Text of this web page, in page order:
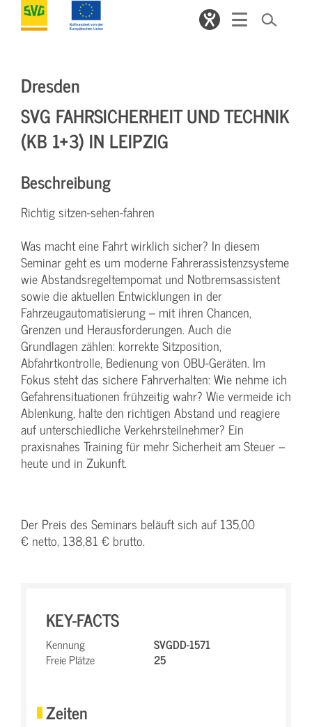
Dresden
SVG FAHRSICHERHEIT UND TECHNIK
(KB 1+3) IN LEIPZIG
Beschreibung
Richtig sitzen-sehen-fahren
Was macht eine Fahrt wirklich sicher? In diesem
Seminar geht es um moderne Fahrerassistenzsysteme
wie Abstandsregeltempomat und Notbremsassistent
sowie die aktuellen Entwicklungen in der
Fahrzeugautomatisierung – mit ihren Chancen,
Grenzen und Herausforderungen. Auch die
Grundlagen zählen: korrekte Sitzposition,
Abfahrtkontrolle, Bedienung von OBU-Geräten. Im
Fokus steht das sichere Fahrverhalten: Wie nehme ich
Gefahrensituationen frühzeitig wahr? Wie vermeide ich
Ablenkung, halte den richtigen Abstand und reagiere
auf unterschiedliche Verkehrsteilnehmer? Ein
praxisnahes Training für mehr Sicherheit am Steuer –
heute und in Zukunft.
Der Preis des Seminars beläuft sich auf 135,00
€ netto, 138,81 € brutto.
KEY-FACTS
Kennung
SVGDD-1571
Freie Plätze
25
Zeiten